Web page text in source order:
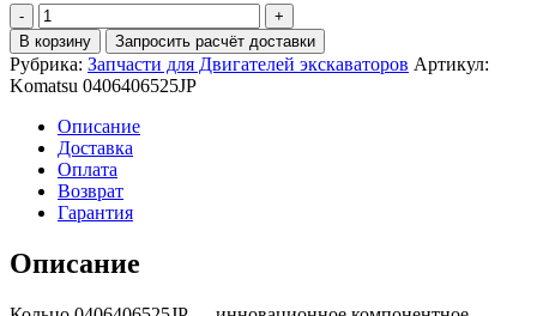
Количество
0406406525JP
Кольцо
В корзину Запросить расчёт доставки
Рубрика: Запчасти для Двигателей экскаваторов Артикул:
Komatsu 0406406525JP
Описание
Доставка
Оплата
Возврат
Гарантия
Описание